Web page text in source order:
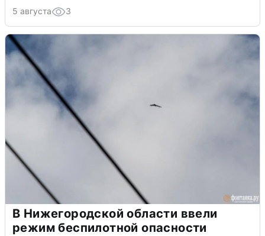
5 августа 3
В Нижегородской области ввели
режим беспилотной опасности